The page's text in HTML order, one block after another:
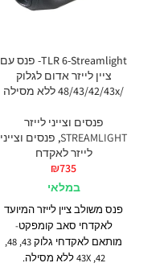
TLR 6-Streamlight- פנס עם
ציין לייזר אדום לגלוק
/48/43/42/43x ללא מסילה
פנסים וצייני לייזר
STREAMLIGHT
, פנסים וצייני
לייזר לאקדח
₪735
במלאי
פנס משולב ציין לייזר המיועד
לאקדחי סאב קומפקט-
מותאם לאקדחי גלוק 43, 48,
42, 43X ללא מסילה.